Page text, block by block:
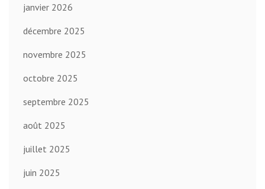
janvier 2026
décembre 2025
novembre 2025
octobre 2025
septembre 2025
août 2025
juillet 2025
juin 2025